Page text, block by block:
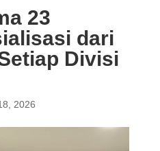
23
dari
Divisi
2026